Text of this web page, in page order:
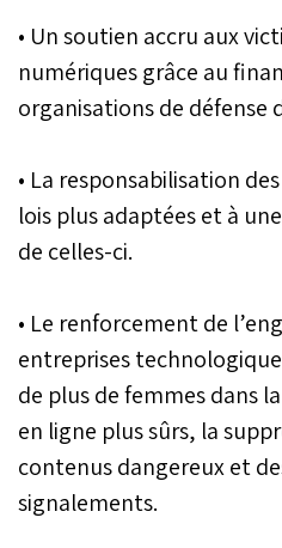
• Un soutien accru aux
numériques grâce au
organisations de défense
• La responsabilisation
lois plus adaptées et à
de celles-ci.
• Le renforcement de
entreprises
de plus de femmes dans
en ligne plus sûrs, la
contenus dangereux et
signalements.